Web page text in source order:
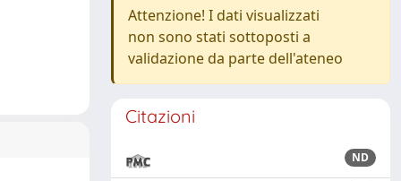
Attenzione! I dati visualizzati
non sono stati sottoposti a
validazione da parte dell'ateneo
Citazioni
ND